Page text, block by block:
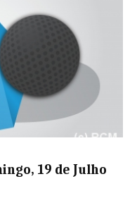
19 de Julho